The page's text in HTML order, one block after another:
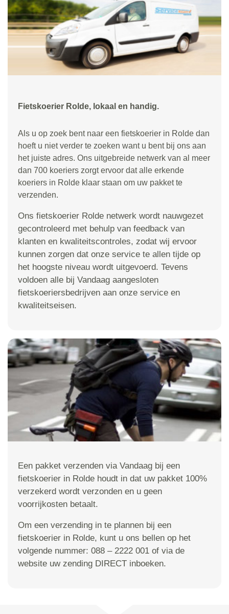
Fietskoerier Rolde, lokaal en handig.
Als u op zoek bent naar een fietskoerier in Rolde dan
hoeft u niet verder te zoeken want u bent bij ons aan
het juiste adres. Ons uitgebreide netwerk van al meer
dan 700 koeriers zorgt ervoor dat alle erkende
koeriers in Rolde klaar staan om uw pakket te
verzenden.
Ons fietskoerier Rolde netwerk wordt nauwgezet
gecontroleerd met behulp van feedback van
klanten en kwaliteitscontroles, zodat wij ervoor
kunnen zorgen dat onze service te allen tijde op
het hoogste niveau wordt uitgevoerd. Tevens
voldoen alle bij Vandaag aangesloten
fietskoeriersbedrijven aan onze service en
kwaliteitseisen.
Een pakket verzenden via Vandaag bij een
fietskoerier in Rolde houdt in dat uw pakket 100%
verzekerd wordt verzonden en u geen
voorrijkosten betaalt.
Om een verzending in te plannen bij een
fietskoerier in Rolde, kunt u ons bellen op het
volgende nummer: 088 – 2222 001 of via de
website uw zending DIRECT inboeken.